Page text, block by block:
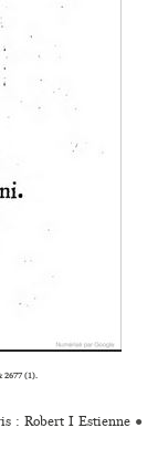
2677 (1).
: Robert I Estienne ●